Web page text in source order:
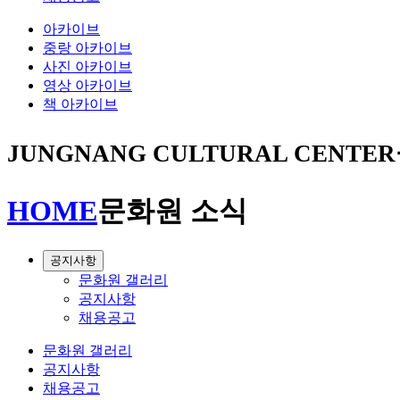
아카이브
중랑 아카이브
사진 아카이브
영상 아카이브
책 아카이브
JUNGNANG CULTURAL CENTER
HOME문화원 소식
공지사항
문화원 갤러리
공지사항
채용공고
문화원 갤러리
공지사항
채용공고